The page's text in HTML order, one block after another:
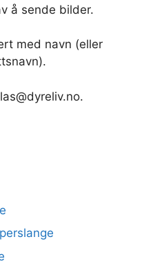
å sende bilder.
med navn (eller